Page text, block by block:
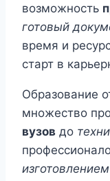
возможность
готовый
время и
старт в
Образование
множество
вузов до
изготовлением